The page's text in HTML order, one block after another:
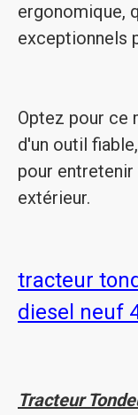
ergonomique,
exceptionnels
Optez pour ce
d'un outil
pour
extérieur.
tracteur
diesel neuf
Tracteur